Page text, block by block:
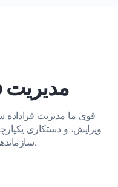
مدیریت
ویرایش، و دستکاری
سازماندهی و قابلیت جستجو.